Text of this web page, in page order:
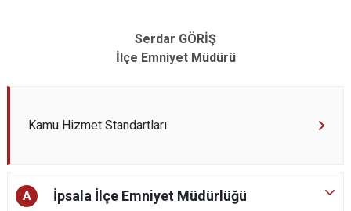
Serdar GÖRİŞ
İlçe Emniyet Müdürü
Kamu Hizmet Standartları
A İpsala İlçe Emniyet Müdürlüğü